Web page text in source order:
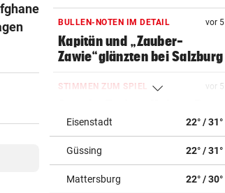
BULLEN-NOTEN IM DETAIL vor
Kapitän und „Zauber-
Zawie“glänzten bei Salzburg
STIMMEN ZUM SPIEL vor
uns besser!“
KUNDENDATEN BETROFFEN vor 5
Cyberangriff auf Wiener
Schmuckhändler Frey Wille
Eisenstadt 22° / 31°
Güssing 22° / 31°
Mattersburg 22° / 30°